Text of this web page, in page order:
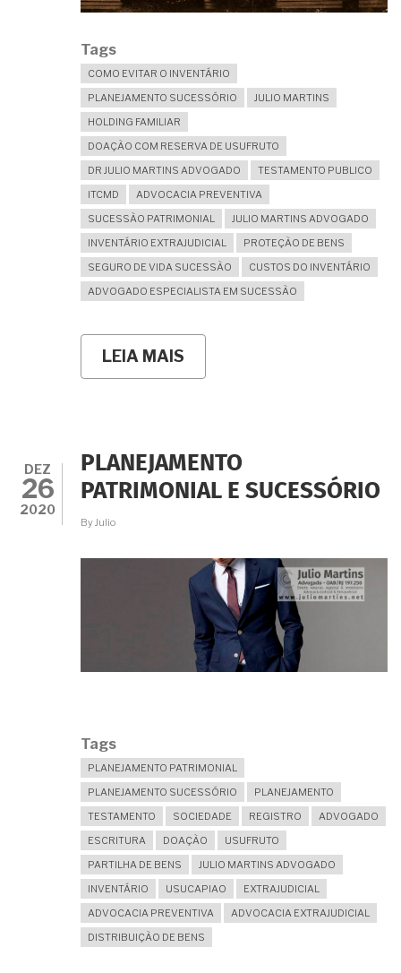
Tags
COMO EVITAR O INVENTÁRIO
PLANEJAMENTO SUCESSÓRIO
JULIO MARTINS
HOLDING FAMILIAR
DOAÇÃO COM RESERVA DE USUFRUTO
DR JULIO MARTINS ADVOGADO
TESTAMENTO PUBLICO
ITCMD
ADVOCACIA PREVENTIVA
SUCESSÃO PATRIMONIAL
JULIO MARTINS ADVOGADO
INVENTÁRIO EXTRAJUDICIAL
PROTEÇÃO DE BENS
SEGURO DE VIDA SUCESSÃO
CUSTOS DO INVENTÁRIO
ADVOGADO ESPECIALISTA EM SUCESSÃO
LEIA MAIS
EVITAR
ATÉ
MESMO
EVITAR
O
MAS
MUITA
GENTE
AINDA
ACHA
QUE
NÃO
DEZ
26
2020
PLANEJAMENTO
PATRIMONIAL E SUCESSÓRIO
ByJulio
Tags
PLANEJAMENTO PATRIMONIAL
PLANEJAMENTO SUCESSÓRIO
PLANEJAMENTO
TESTAMENTO
SOCIEDADE REGISTRO
ADVOGADO
ESCRITURA
DOAÇÃO
USUFRUTO
PARTILHA DE BENS
JULIO MARTINS ADVOGADO
INVENTÁRIO
USUCAPIAO
EXTRAJUDICIAL
ADVOCACIA PREVENTIVA
ADVOCACIA EXTRAJUDICIAL
DISTRIBUIÇÃO DE BENS